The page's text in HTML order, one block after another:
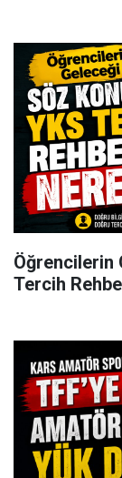
Öğrencilerin
Tercih